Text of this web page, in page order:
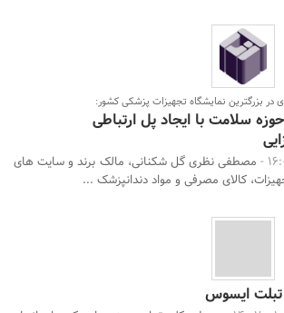
در بزرگترین نمایشگاه تجهیزات پزشکی کشور:
سلامت با ایجاد پل‌ ارتباطی
مصطفی نظری گل شکنانی، مالک برند و سایت های
تبلت ایسوس